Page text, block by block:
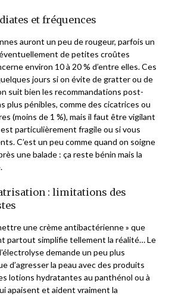
et fréquences
auront un peu de rougeur, parfois un
de petites croûtes
environ 10 à 20 % d’entre elles. Ces
jours si on évite de gratter ou de
suit bien les recommandations post-
plus pénibles, comme des cicatrices ou
(moins de 1 %), mais il faut être vigilant
particulièrement fragile ou si vous
C’est un peu comme quand on soigne
une balade : ça reste bénin mais la
: limitations des
une crème antibactérienne » que
partout simplifie tellement la réalité… Le
demande un peu plus
d’agresser la peau avec des produits
lotions hydratantes au panthénol ou à
apaisent et aident vraiment la